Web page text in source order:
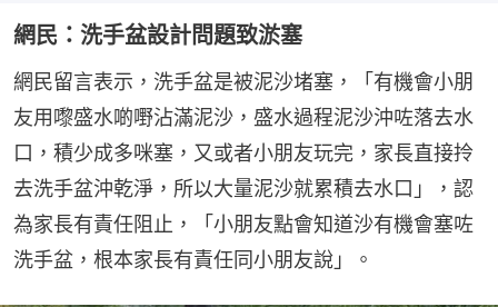
網民：洗手盆設計問題致淤塞
網民留言表示，洗手盆是被泥沙堵塞，「有機會小朋
友用嚟盛水啲嘢沾滿泥沙，盛水過程泥沙沖咗落去水
口，積少成多咪塞，又或者小朋友玩完，家長直接拎
去洗手盆沖乾淨，所以大量泥沙就累積去水口」，認
為家長有責任阻止，「小朋友點會知道沙有機會塞咗
洗手盆，根本家長有責任同小朋友說」。